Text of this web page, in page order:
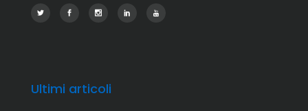
Ultimi articoli